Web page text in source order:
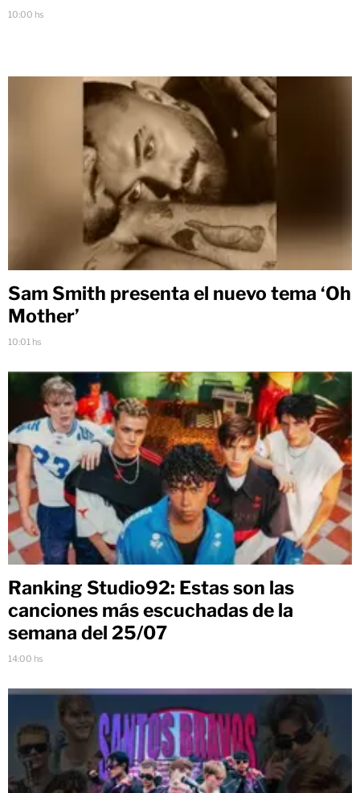
10:00 hs
Sam Smith presenta el nuevo tema ‘Oh
Mother’
10:01 hs
Ranking Studio92: Estas son las
canciones más escuchadas de la
semana del 25/07
14:00 hs